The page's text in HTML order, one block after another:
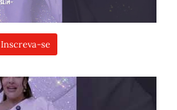
Inscreva-se